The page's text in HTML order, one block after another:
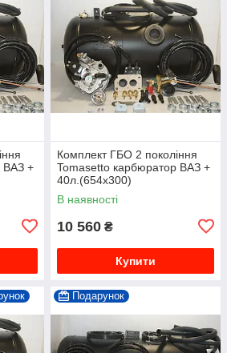
ВАЗ +
Комплект ГБО 2 покоління
Tomasetto карбюратор ВАЗ +
40л.(654x300)
В наявності
10 560 ₴
Купити
Подарунок